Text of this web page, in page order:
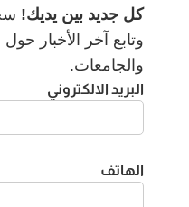
كل جديد بين يديك!
وتابع آخر الأخبار
والجامعات.
البريد الالكتروني
الهاتف